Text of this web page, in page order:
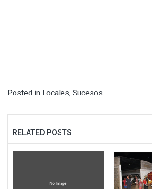
Posted in Locales, Sucesos
RELATED POSTS